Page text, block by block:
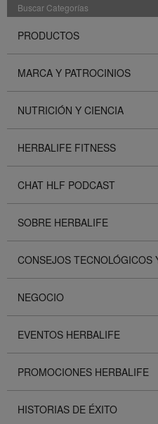
Buscar Categorías
PRODUCTOS
MARCA Y PATROCINIOS
NUTRICIÓN Y CIENCIA
HERBALIFE FITNESS
CHAT HLF PODCAST
SOBRE HERBALIFE
CONSEJOS TECNOLÓGICOS
NEGOCIO
EVENTOS HERBALIFE
PROMOCIONES HERBALIFE
HISTORIAS DE ÉXITO